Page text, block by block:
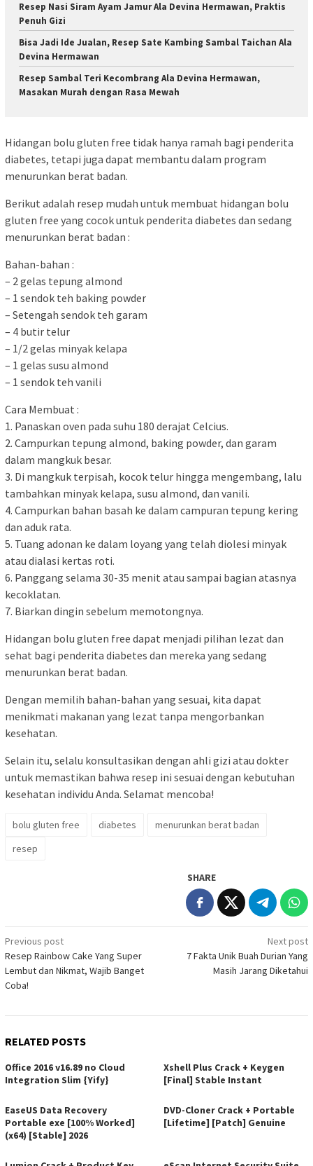
Resep Nasi Siram Ayam Jamur Ala Devina Hermawan, Praktis
Penuh Gizi
Bisa Jadi Ide Jualan, Resep Sate Kambing Sambal Taichan Ala
Devina Hermawan
Resep Sambal Teri Kecombrang Ala Devina Hermawan,
Masakan Murah dengan Rasa Mewah
Hidangan bolu gluten free tidak hanya ramah bagi penderita
diabetes, tetapi juga dapat membantu dalam program
menurunkan berat badan.
Berikut adalah resep mudah untuk membuat hidangan bolu
gluten free yang cocok untuk penderita diabetes dan sedang
menurunkan berat badan :
Bahan-bahan :
– 2 gelas tepung almond
– 1 sendok teh baking powder
– Setengah sendok teh garam
– 4 butir telur
– 1/2 gelas minyak kelapa
– 1 gelas susu almond
– 1 sendok teh vanili
Cara Membuat :
1. Panaskan oven pada suhu 180 derajat Celcius.
2. Campurkan tepung almond, baking powder, dan garam
dalam mangkuk besar.
3. Di mangkuk terpisah, kocok telur hingga mengembang, lalu
tambahkan minyak kelapa, susu almond, dan vanili.
4. Campurkan bahan basah ke dalam campuran tepung kering
dan aduk rata.
5. Tuang adonan ke dalam loyang yang telah diolesi minyak
atau dialasi kertas roti.
6. Panggang selama 30-35 menit atau sampai bagian atasnya
kecoklatan.
7. Biarkan dingin sebelum memotongnya.
Hidangan bolu gluten free dapat menjadi pilihan lezat dan
sehat bagi penderita diabetes dan mereka yang sedang
menurunkan berat badan.
Dengan memilih bahan-bahan yang sesuai, kita dapat
menikmati makanan yang lezat tanpa mengorbankan
kesehatan.
Selain itu, selalu konsultasikan dengan ahli gizi atau dokter
untuk memastikan bahwa resep ini sesuai dengan kebutuhan
kesehatan individu Anda. Selamat mencoba!
bolu gluten free diabetes
menurunkan berat badan
resep
SHARE
Post
navigation
Previous post
Resep Rainbow Cake Yang Super
Lembut dan Nikmat, Wajib Banget
Coba!
Next post
7 Fakta Unik Buah Durian Yang
Masih Jarang Diketahui
RELATED POSTS
Office 2016 v16.89 no Cloud
Integration Slim {Yify}
Xshell Plus Crack + Keygen
[Final] Stable Instant
EaseUS Data Recovery
Portable exe [100% Worked]
(x64) [Stable] 2026
DVD-Cloner Crack + Portable
[Lifetime] [Patch] Genuine